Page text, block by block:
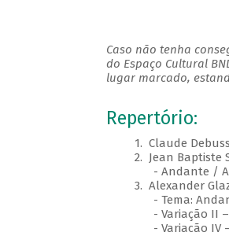
Caso não tenha
do Espaço Cultural
lugar marcado,
Repertório:
1. Claude Debussy
2. Jean Baptiste
- Andante /
3. Alexander
- Tema:
- Variação II –
- Variação IV –